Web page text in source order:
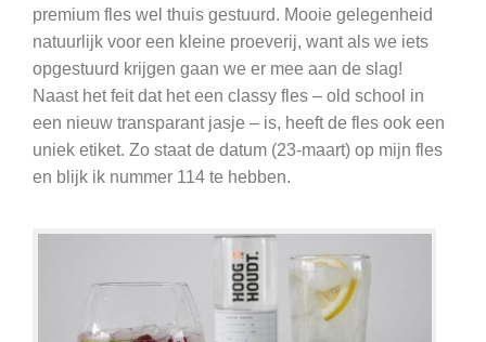
premium fles wel thuis gestuurd. Mooie gelegenheid
natuurlijk voor een kleine proeverij, want als we iets
opgestuurd krijgen gaan we er mee aan de slag!
Naast het feit dat het een classy fles – old school in
een nieuw transparant jasje – is, heeft de fles ook een
uniek etiket. Zo staat de datum (23-maart) op mijn fles
en blijk ik nummer 114 te hebben.